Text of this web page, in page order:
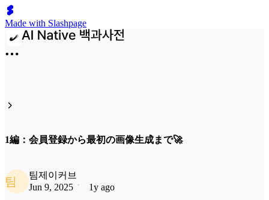
Made with Slashpage
1編：会員登録から最初の画像生成まで🚀
팀
팀제이커브
Jun 9, 2025
1y ago